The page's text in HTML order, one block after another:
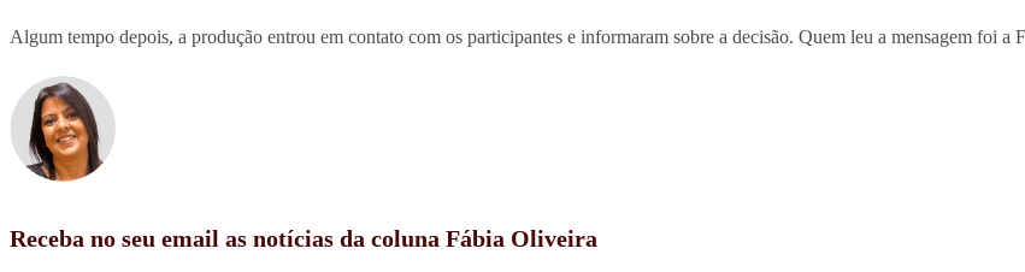
Algum tempo depois, a produção entrou em contato com os participantes e informaram sobre a decisão. Quem leu a mensagem foi a
Receba no seu email as notícias da coluna Fábia Oliveira